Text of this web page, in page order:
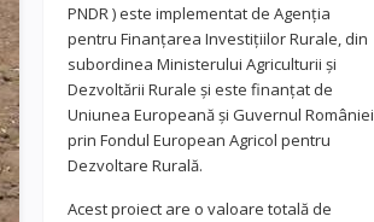
PNDR ) este implementat de Agenția
pentru Finanțarea Investițiilor Rurale, din
subordinea Ministerului Agriculturii și
Dezvoltării Rurale și este finanțat de
Uniunea Europeană și Guvernul României
prin Fondul European Agricol pentru
Dezvoltare Rurală.
Acest proiect are o valoare totală de